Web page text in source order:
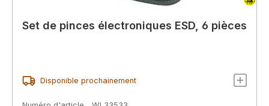
Set de pinces électroniques ESD, 6 pièces
Disponible prochainement